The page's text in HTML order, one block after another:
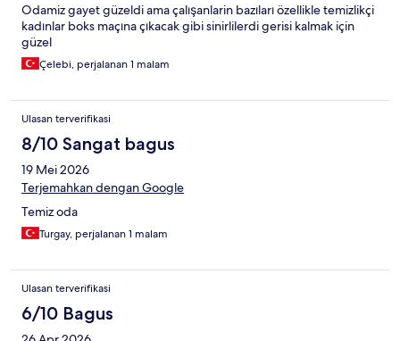
Odamiz gayet güzeldi ama çalışanlarin bazıları özellikle temizlikçi
kadınlar boks maçına çıkacak gibi sinirlilerdi gerisi kalmak için
güzel
Çelebi, perjalanan 1 malam
Ulasan terverifikasi
8/10 Sangat bagus
19 Mei 2026
Terjemahkan dengan Google
Temiz oda
Turgay, perjalanan 1 malam
Ulasan terverifikasi
6/10 Bagus